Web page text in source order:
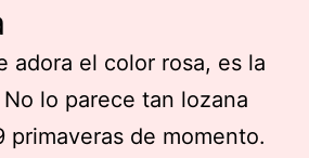
adora el color rosa, es la
lo parece tan lozana
primaveras de momento.